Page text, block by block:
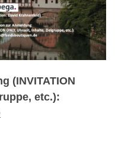
(INVITATION
etc.):